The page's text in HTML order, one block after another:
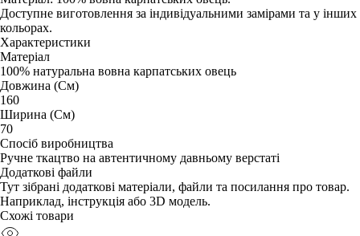
Доступне виготовлення за індивідуальними замірами та у інших
кольорах.
Характеристики
Матеріал
100% натуральна вовна карпатських овець
Довжина (См)
160
Ширина (См)
70
Спосіб виробництва
Ручне ткацтво на автентичному давньому верстаті
Додаткові файли
Тут зібрані додаткові матеріали, файли та посилання про товар.
Наприклад, інструкція або 3D модель.
Схожі товари